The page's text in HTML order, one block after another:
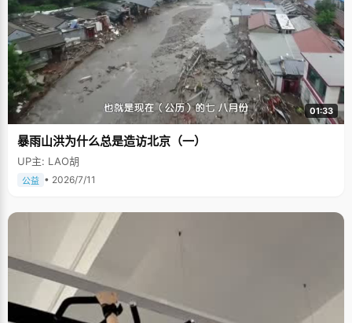
01:33
暴雨山洪为什么总是造访北京（一）
UP主: LAO胡
公益 • 2026/7/11